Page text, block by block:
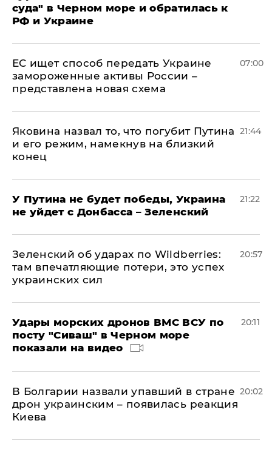
суда" в Черном море и обратилась к
РФ и Украине
ЕС ищет способ передать Украине
замороженные активы России –
представлена новая схема
07:00
Яковина назвал то, что погубит Путина
и его режим, намекнув на близкий
конец
21:44
У Путина не будет победы, Украина
не уйдет с Донбасса – Зеленский
21:22
Зеленский об ударах по Wildberries:
там впечатляющие потери, это успех
украинских сил
20:57
Удары морских дронов ВМС ВСУ по
посту "Сиваш" в Черном море
показали на видео
20:11
В Болгарии назвали упавший в стране
дрон украинским – появилась реакция
Киева
20:02